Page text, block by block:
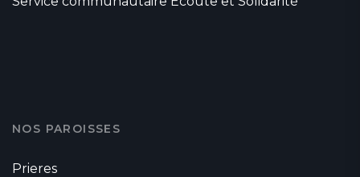
NOS PAROISSES
Prieres